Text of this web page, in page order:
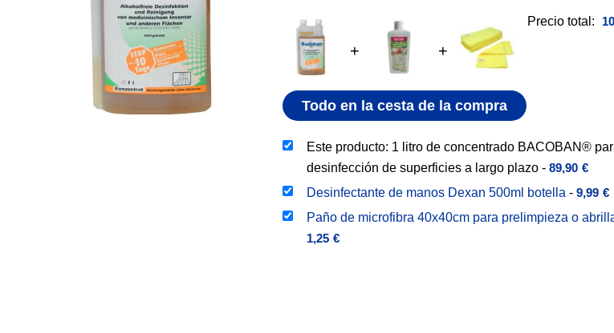
+ +
Precio total:
Todo en la cesta de la compra
Este producto: 1 litro de concentrado BACOBAN®
desinfección de superficies a largo plazo - 89,90 €
Desinfectante de manos Dexan 500ml botella - 9,99 €
Paño de microfibra 40x40cm para prelimpieza o
1,25 €